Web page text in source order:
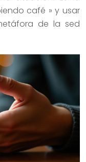
café » y usar
de la sed